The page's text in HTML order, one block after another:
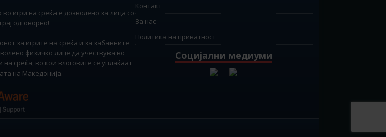
во игри на среќа е дозволено за лица со
одговорно!
за игрите на среќа и за забавните
физичко лице да учествува во
на среќа, во кои влоговите се уплаќаат
на Македонија.
Контакт
За нас
Политика на приватност
Социјални медиуми